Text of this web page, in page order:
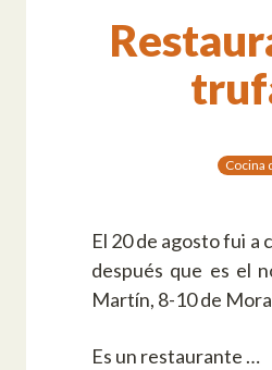
Cocina
El 20 de agosto fui a
después que es el
Martín, 8-10 de
Es un restaurante …